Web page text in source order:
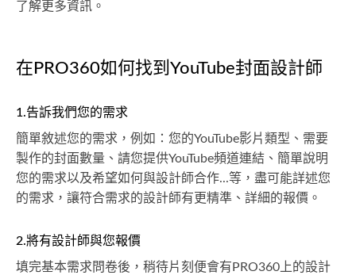
了解更多資訊。
在PRO360如何找到YouTube封面設計師
1.告訴我們您的需求
簡單敘述您的需求，例如：您的YouTube影片類型、需要
製作的封面數量、請您提供YouTube頻道連結、簡單說明
您的需求以及希望如何與設計師合作...等，盡可能詳述您
的需求，讓符合需求的設計師有更精準、詳細的報價。
2.將有設計師與您報價
填完基本需求問卷後，稍待片刻便會有PRO360上的設計